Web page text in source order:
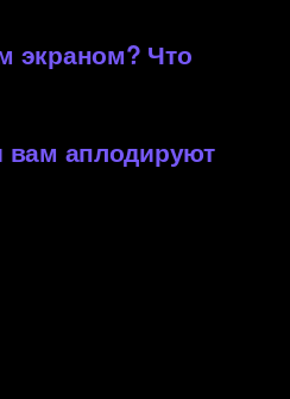
экраном? Что
вам аплодируют